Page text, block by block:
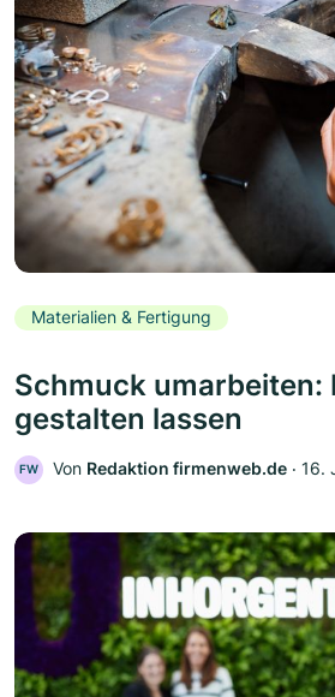
Materialien & Fertigung
Schmuck umarbeiten:
gestalten lassen
FW Von Redaktion firmenweb.de ‧ 16.